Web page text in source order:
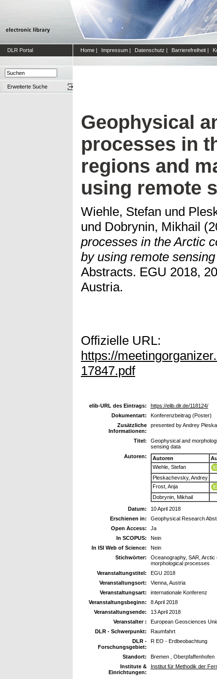
DLR Portal Home | Impressum | Datenschutz | Barrierefreiheit |
Erweiterte Suche
Geophysical
processes in
regions and
using remote
Wiehle, Stefan und
und Dobrynin, Mikhail
processes in the Arctic
by using remote
Abstracts. EGU 2018,
Austria.
Offizielle URL:
https://
17847.pdf
elib-URL des Eintrags:
https://elib.dlr.de/118124/
Dokumentart:
Konferenzbeitrag (Poster)
Zusätzliche
Informationen:
presented by Andrey
Titel:
Geophysical and
sensing data
Autoren:
Autoren
Wiehle, Stefan
Pleskachevsky, Andrey
Frost, Anja
Dobrynin, Mikhail
Datum:
10 April 2018
Erschienen in:
Geophysical Research
Open Access:
Ja
In SCOPUS:
Nein
In ISI Web of Science:
Nein
Stichwörter:
Oceanography, SAR,
morphological processes
Veranstaltungstitel:
EGU 2018
Veranstaltungsort:
Vienna, Austria
Veranstaltungsart:
internationale Konferenz
Veranstaltungsbeginn:
8 April 2018
Veranstaltungsende:
13 April 2018
Veranstalter :
European Geosciences
DLR - Schwerpunkt:
Raumfahrt
DLR -
Forschungsgebiet:
R EO - Erdbeobachtung
Standort:
Bremen , Oberpfaffenhofen
Institute &
Einrichtungen:
Institut für Methodik der